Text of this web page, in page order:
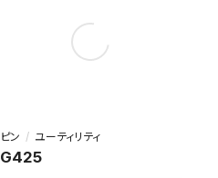
ピン ユーティリティ
G425